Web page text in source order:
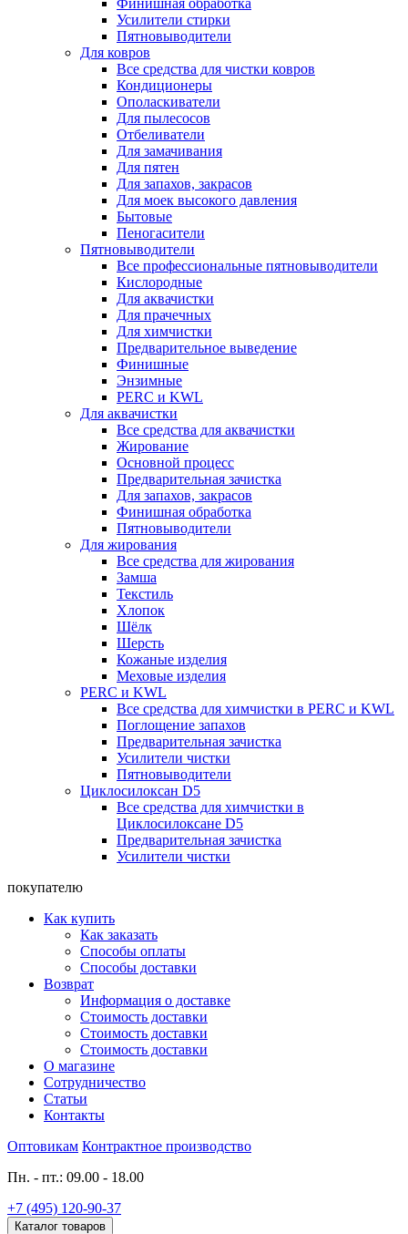
Финишная обработка
Усилители стирки
Пятновыводители
Для ковров
Все средства для чистки ковров
Кондиционеры
Ополаскиватели
Для пылесосов
Отбеливатели
Для замачивания
Для пятен
Для запахов, закрасов
Для моек высокого давления
Бытовые
Пеногасители
Пятновыводители
Все профессиональные пятновыводители
Кислородные
Для аквачистки
Для прачечных
Для химчистки
Предварительное выведение
Финишные
Энзимные
PERC и KWL
Для аквачистки
Все средства для аквачистки
Жирование
Основной процесс
Предварительная зачистка
Для запахов, закрасов
Финишная обработка
Пятновыводители
Для жирования
Все средства для жирования
Замша
Текстиль
Хлопок
Шёлк
Шерсть
Кожаные изделия
Меховые изделия
PERC и KWL
Все средства для химчистки в PERC и KWL
Поглощение запахов
Предварительная зачистка
Усилители чистки
Пятновыводители
Циклосилоксан D5
Все средства для химчистки в
Циклосилоксане D5
Предварительная зачистка
Усилители чистки
покупателю
Как купить
Как заказать
Способы оплаты
Способы доставки
Возврат
Информация о доставке
Стоимость доставки
Стоимость доставки
Стоимость доставки
О магазине
Сотрудничество
Статьи
Контакты
Оптовикам Контрактное производство
Пн. - пт.: 09.00 - 18.00
+7 (495) 120-90-37
Каталог товаров